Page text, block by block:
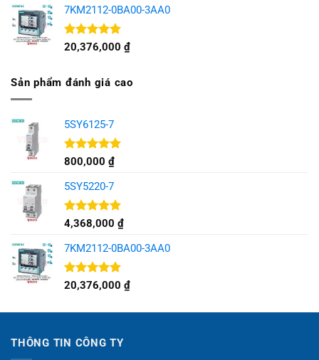
5 sao
7KM2112-0BA00-3AA0
Được xếp
20,376,000 ₫
Sản phẩm đánh giá cao
5SY6125-7
Được xếp
5 sao
800,000 ₫
5SY5220-7
Được xếp
5 sao
4,368,000 ₫
7KM2112-0BA00-3AA0
Được xếp
20,376,000 ₫
THÔNG TIN CÔNG TY